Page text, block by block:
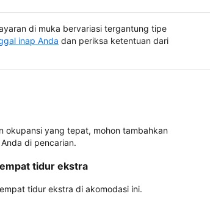
di muka bervariasi tergantung tipe
inap Anda dan periksa ketentuan dari
okupansi yang tepat, mohon tambahkan
di pencarian.
tidur ekstra
tidur ekstra di akomodasi ini.